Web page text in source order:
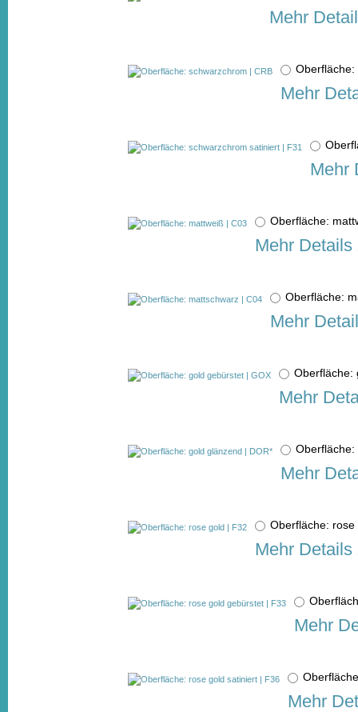
Mehr
Mehr
Mehr
Oberfläche:
Mehr
Oberfläche:
Mehr
Mehr
Mehr
Oberfläche:
Mehr
Mehr
Mehr